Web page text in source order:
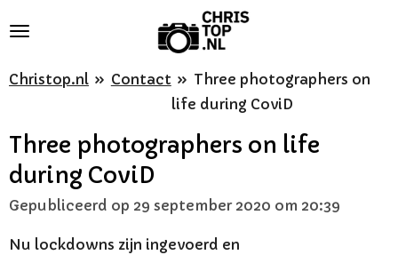
naar
Christop.nl » Contact » Three photographers on
life during CoviD
Three photographers on life
during CoviD
Gepubliceerd op 29 september 2020 om 20:39
Nu lockdowns zijn ingevoerd en